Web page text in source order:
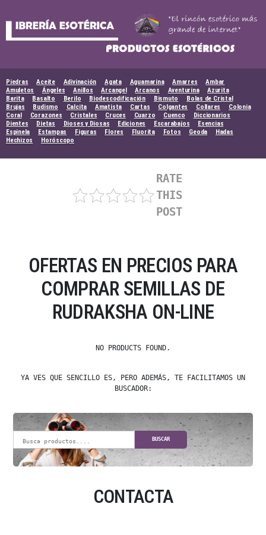
Piedras Aceite Adivinación Agata Aguamarina Amarres
Ambar
Amuletos
Ángeles Anillos Arcangel Arcanos Aventurina
Azurita
Barita
Basalto Berilo Biodescodificación Bismuto
Bolas de Cristal
Brujas
Budismo Calcita Amatista Cartas Colgantes Collares
Colonia
Coral
Corazones Cristales Cruces Cuarzo Cuenco
Diccionarios
Dientes
Dietas Dioses y Diosas Ediciones Escarabajos
Esencias
Espinela
Estampas Figuras Flores Fluorita Fotos Geoda
Hadas
Hechizos
Horóscopo
RATE
THIS
POST
OFERTAS EN PRECIOS PARA
COMPRAR SEMILLAS DE
RUDRAKSHA ON-LINE
NO PRODUCTS FOUND.
YA VES QUE SENCILLO ES, PERO ADEMÁS, TE FACILITAMOS UN
BUSCADOR:
BUSCAR
CONTACTA